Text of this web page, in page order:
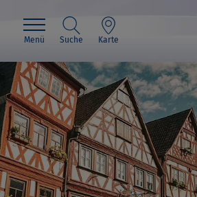
Menü Suche Karte